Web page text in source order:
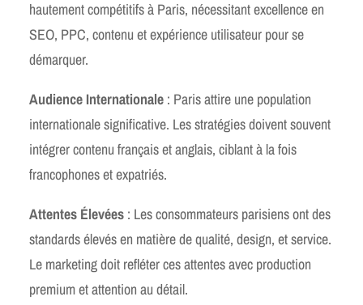
hautement compétitifs à Paris, nécessitant excellence en
SEO, PPC, contenu et expérience utilisateur pour se
démarquer.
Audience Internationale : Paris attire une population
internationale significative. Les stratégies doivent souvent
intégrer contenu français et anglais, ciblant à la fois
francophones et expatriés.
Attentes Élevées : Les consommateurs parisiens ont des
standards élevés en matière de qualité, design, et service.
Le marketing doit refléter ces attentes avec production
premium et attention au détail.